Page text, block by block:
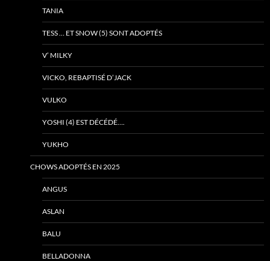
TANIA
TESS … ET SNOW (5) SONT ADOPTÉS
V’ MILKY
VICKO, REBAPTISÉ D’JACK
VULKO
YOSHI (4) EST DÉCÉDÉ….
YUKHO
CHOWS ADOPTÉS EN 2025
ANGUS
ASLAN
BALU
BELLADONNA